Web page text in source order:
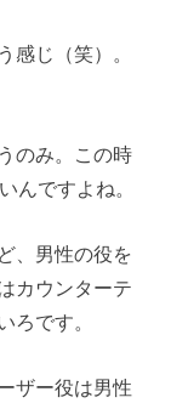
感じ（笑）。
のみ。この時
んですよね。
、男性の役を
カウンターテ
ろです。
ザー役は男性